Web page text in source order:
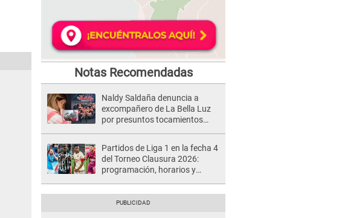
Notas Recomendadas
Naldy Saldaña denuncia a
excompañero de La Bella Luz
por presuntos tocamientos
Partidos de Liga 1 en la fecha 4
del Torneo Clausura 2026:
programación, horarios y